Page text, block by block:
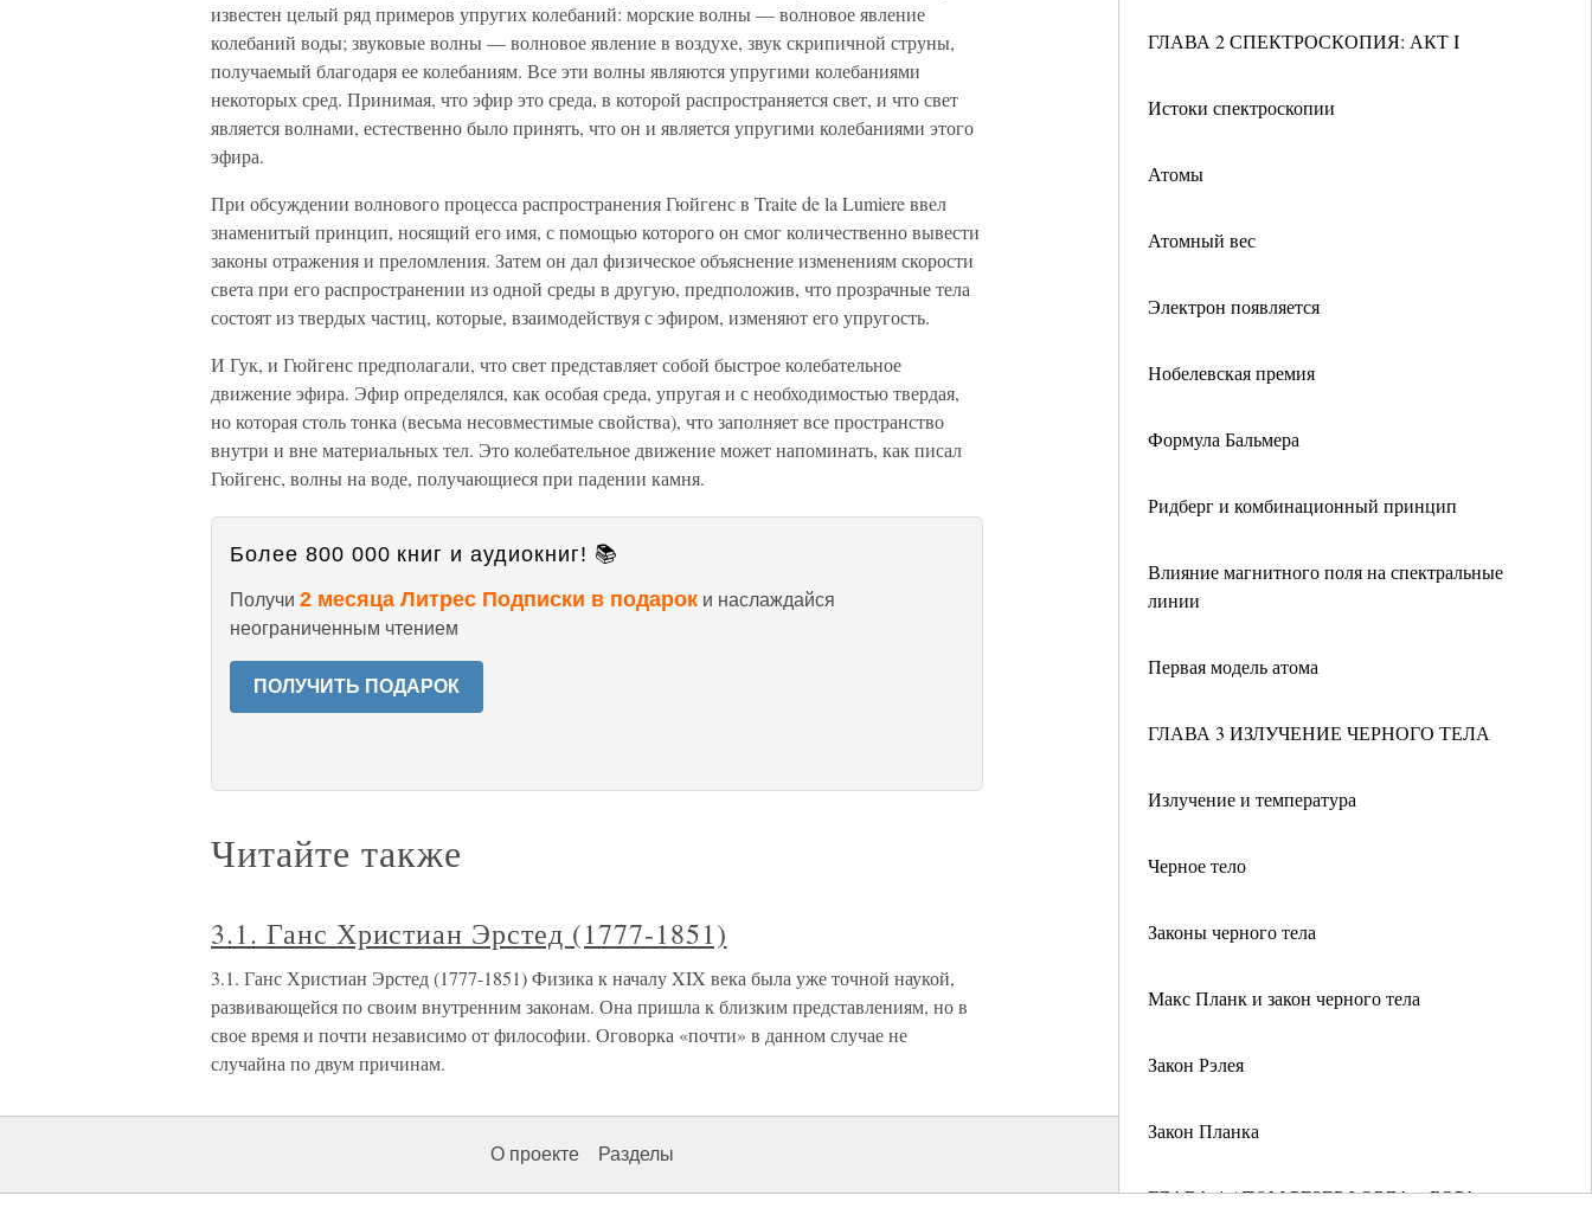
ГЛАВА 2 СПЕКТРОСКОПИЯ: АКТ I
Истоки спектроскопии
Атомы
Атомный вес
Электрон появляется
Нобелевская премия
Формула Бальмера
Ридберг и комбинационный принцип
Влияние магнитного поля на спектральные
линии
Первая модель атома
ГЛАВА 3 ИЗЛУЧЕНИЕ ЧЕРНОГО ТЕЛА
Излучение и температура
Черное тело
Законы черного тела
Макс Планк и закон черного тела
Закон Рэлея
Закон Планка
ГЛАВА 4 ATOM РЕЗЕРФОРДА—БОРА
известен целый ряд примеров упругих колебаний: морские волны — волновое явление
колебаний воды; звуковые волны — волновое явление в воздухе, звук скрипичной струны,
получаемый благодаря ее колебаниям. Все эти волны являются упругими колебаниями
некоторых сред. Принимая, что эфир это среда, в которой распространяется свет, и что свет
является волнами, естественно было принять, что он и является упругими колебаниями этого
эфира.
При обсуждении волнового процесса распространения Гюйгенс в Traite de la Lumiere ввел
знаменитый принцип, носящий его имя, с помощью которого он смог количественно вывести
законы отражения и преломления. Затем он дал физическое объяснение изменениям скорости
света при его распространении из одной среды в другую, предположив, что прозрачные тела
состоят из твердых частиц, которые, взаимодействуя с эфиром, изменяют его упругость.
И Гук, и Гюйгенс предполагали, что свет представляет собой быстрое колебательное
движение эфира. Эфир определялся, как особая среда, упругая и с необходимостью твердая,
но которая столь тонка (весьма несовместимые свойства), что заполняет все пространство
внутри и вне материальных тел. Это колебательное движение может напоминать, как писал
Гюйгенс, волны на воде, получающиеся при падении камня.
Более 800 000 книг и аудиокниг! 📚
Получи 2 месяца Литрес Подписки в подарок и наслаждайся
неограниченным чтением
ПОЛУЧИТЬ ПОДАРОК
Читайте также
3.1. Ганс Христиан Эрстед (1777-1851)
3.1. Ганс Христиан Эрстед (1777-1851) Физика к началу XIX века была уже точной наукой,
развивающейся по своим внутренним законам. Она пришла к близким представлениям, но в
свое время и почти независимо от философии. Оговорка «почти» в данном случае не
случайна по двум причинам.
О проекте Разделы